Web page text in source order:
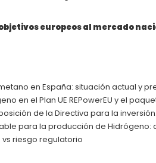
objetivos europeos al mercado
en España: situación actual y
en el Plan UE REPowerEU y el
de la Directiva para la
para la producción de Hidrógeno:
riesgo regulatorio